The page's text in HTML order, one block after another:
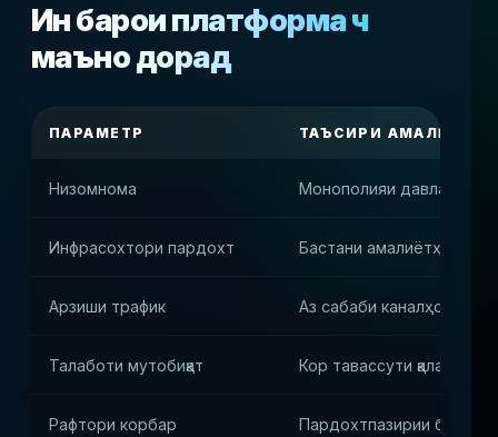
Ин барои платформа чӣ
маъно дорад
ПАРАМЕТР ТАЪСИРИ АМАЛӢ
Низомнома Монополияи давлатӣ
Инфрасохтори пардохт Бастани амалиётҳо аз
Арзиши трафик Аз сабаби каналҳои
Талаботи мутобиқат Кор тавассути
Рафтори корбар Пардохтпазирии баланд